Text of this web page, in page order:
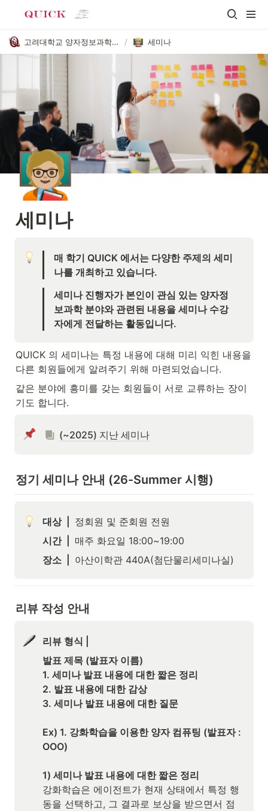
고려대학교 양자정보과학 학술동아리 QUICK / 세미나
🧑🏼‍🏫
세미나
매 학기 QUICK 에서는 다양한 주제의 세미
나를 개최하고 있습니다.
세미나 진행자가 본인이 관심 있는 양자정
보과학 분야와 관련된 내용을 세미나 수강
자에게 전달하는 활동입니다.
QUICK 의 세미나는 특정 내용에 대해 미리 익힌 내용을
다른 회원들에게 알려주기 위해 마련되었습니다.
같은 분야에 흥미를 갖는 회원들이 서로 교류하는 장이
기도 합니다.
(~2025) 지난 세미나
정기 세미나 안내 (26-Summer 시행)
대상  | 정회원 및 준회원 전원
시간  | 매주 화요일 18:00~19:00
장소  | 아산이학관 440A(첨단물리세미나실)
리뷰 작성 안내
리뷰 형식 |
발표 제목 (발표자 이름)
1. 세미나 발표 내용에 대한 짧은 정리
2. 발표 내용에 대한 감상
3. 세미나 발표 내용에 대한 질문
Ex) 1. 강화학습을 이용한 양자 컴퓨팅 (발표자 :
OOO)
1) 세미나 발표 내용에 대한 짧은 정리
강화학습은 에이전트가 현재 상태에서 특정 행
동을 선택하고, 그 결과로 보상을 받으면서 점